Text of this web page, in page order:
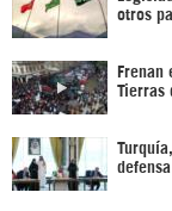
otros
Frenan
Tierras